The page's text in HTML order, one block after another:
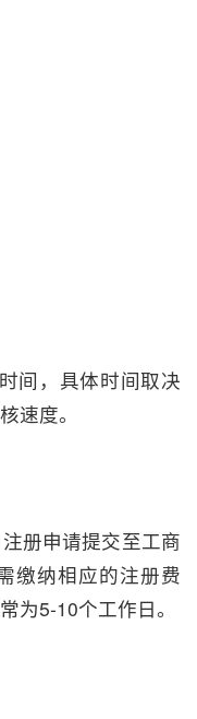
间，具体时间取决
速度。
册申请提交至工商
缴纳相应的注册费
为5-10个工作日。